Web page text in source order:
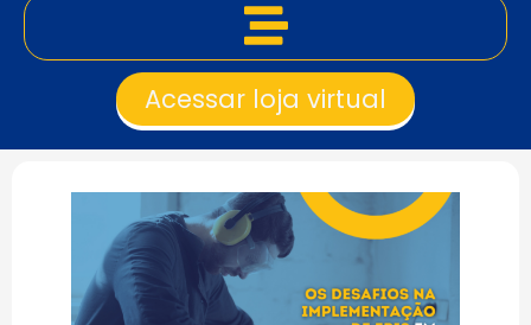
Acessar loja virtual